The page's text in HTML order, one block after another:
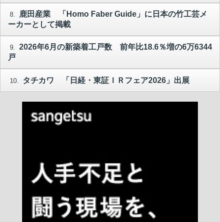
8.
鹿田産業 「Homo Faber Guide」に日本の竹工芸メ
ーカーとして掲載
9. 2026年6月の新築着工戸数 前年比18.6％増の6万6344
戸
10. タチカワ 「日経・東証ＩＲフェア2026」出展